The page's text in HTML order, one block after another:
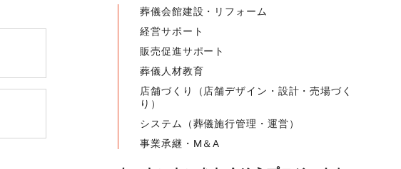
葬儀会館建設・リフォーム
経営サポート
販売促進サポート
葬儀人材教育
店舗づくり（店舗デザイン・設計・売場づく
り）
システム（葬儀施行管理・運営）
事業承継・M＆A